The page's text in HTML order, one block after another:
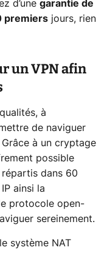
d’une garantie de
premiers jours, rien
un VPN afin
à
de naviguer
à un cryptage
possible
dans 60
ainsi la
protocole open-
sereinement.
système NAT